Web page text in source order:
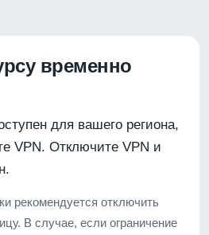
временно
для вашего региона,
VPN. Отключите VPN и
рекомендуется отключить
В случае, если ограничение